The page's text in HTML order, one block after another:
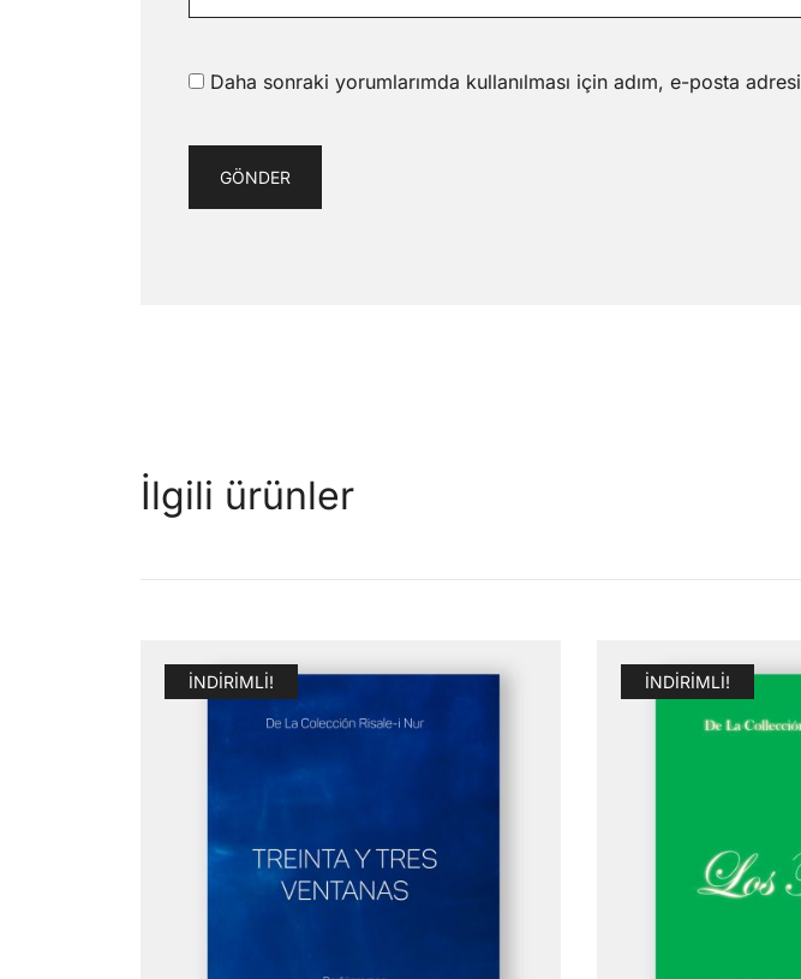
Daha sonraki yorumlarımda kullanılması için adım, e-posta
İlgili ürünler
İNDIRIMLI! İNDIRIMLI!